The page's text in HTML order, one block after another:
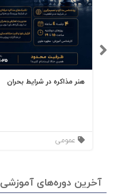
هنر مذاکره در شرایط بحران
عمومی
آخرین دوره‌های آموزشی